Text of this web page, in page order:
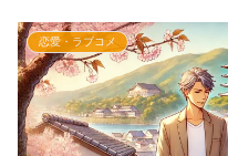
恋愛・ラブコメ